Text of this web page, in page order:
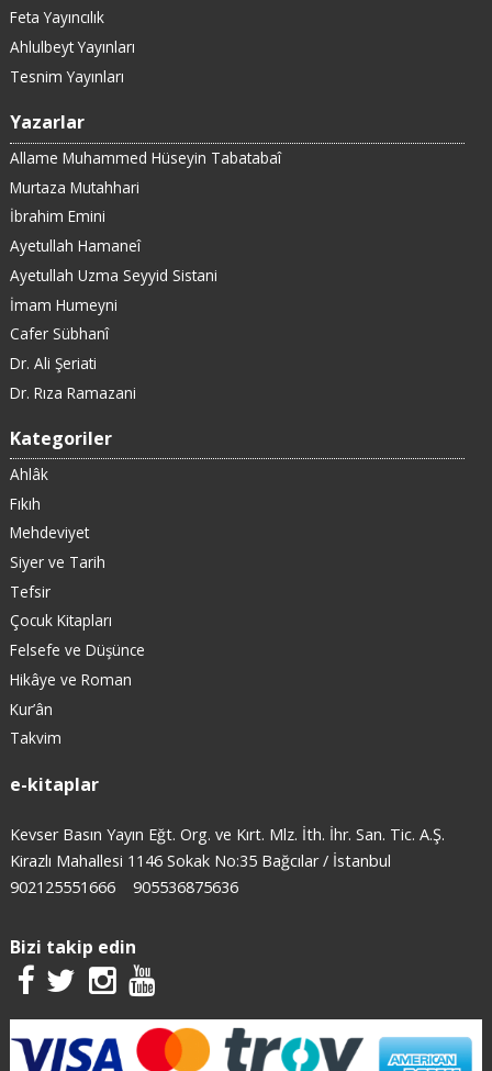
Feta Yayıncılık
Ahlulbeyt Yayınları
Tesnim Yayınları
Yazarlar
Allame Muhammed Hüseyin Tabatabaî
Murtaza Mutahhari
İbrahim Emini
Ayetullah Hamaneî
Ayetullah Uzma Seyyid Sistani
İmam Humeyni
Cafer Sübhanî
Dr. Ali Şeriati
Dr. Rıza Ramazani
Kategoriler
Ahlâk
Fıkıh
Mehdeviyet
Siyer ve Tarih
Tefsir
Çocuk Kitapları
Felsefe ve Düşünce
Hikâye ve Roman
Kur’ân
Takvim
e-kitaplar
Kevser Basın Yayın Eğt. Org. ve Kırt. Mlz. İth. İhr. San. Tic. A.Ş.
Kirazlı Mahallesi 1146 Sokak No:35 Bağcılar / İstanbul
902125551666
905536875636
Bizi takip edin